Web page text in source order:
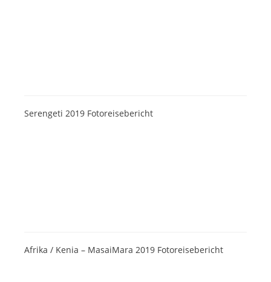
Serengeti 2019 Fotoreisebericht
Afrika / Kenia – MasaiMara 2019 Fotoreisebericht